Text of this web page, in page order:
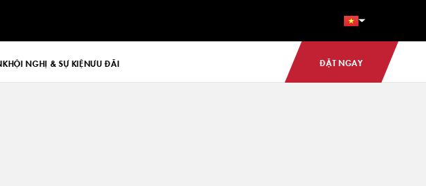
HỘI NGHỊ & SỰ KIỆNƯU ĐÃI ĐẶT NGAY